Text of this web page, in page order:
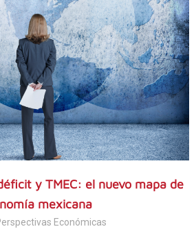
y TMEC: el nuevo mapa de
mexicana
Económicas